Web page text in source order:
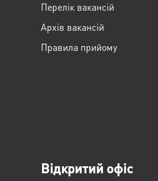
Перелік вакансій
Архів вакансій
Правила прийому
Відкритий офіс